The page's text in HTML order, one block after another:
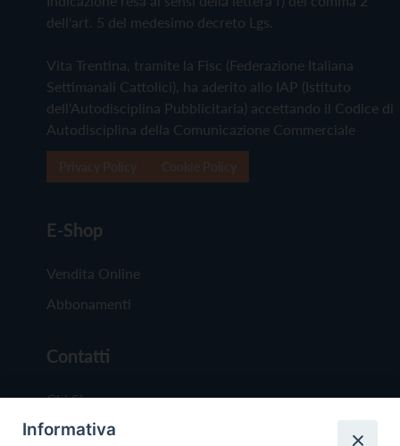
dell'art. 5 del medesimo decreto Lgs.
Vita Trentina, tramite la Fisc (Federazione Italiana
Settimanali Cattolici), ha aderito allo IAP (Istituto
dell'Autodisciplina Pubblicitaria) accettando il Codice di
Autodisciplina della Comunicazione Commerciale
E-Shop
Vendita Online
Abbonamenti
Contatti
Chi Siamo
Redazione
Informativa